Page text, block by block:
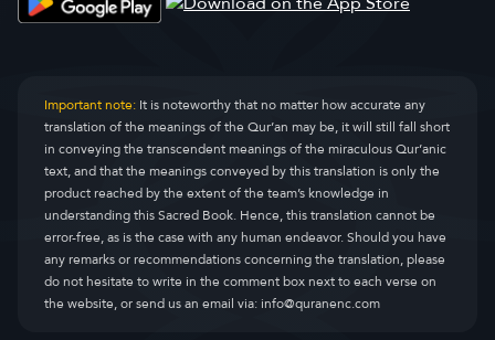
Important note:It is noteworthy that no matter how accurate any
translation of the meanings of the Qur’an may be, it will still fall short
in conveying the transcendent meanings of the miraculous Qur’anic
text, and that the meanings conveyed by this translation is only the
product reached by the extent of the team’s knowledge in
understanding this Sacred Book. Hence, this translation cannot be
error-free, as is the case with any human endeavor. Should you have
any remarks or recommendations concerning the translation, please
do not hesitate to write in the comment box next to each verse on
the website, or send us an email via:info@quranenc.com